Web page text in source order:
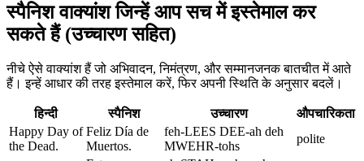
स्पैनिश वाक्यांश जिन्हें आप सच में इस्तेमाल कर
सकते हैं (उच्चारण सहित)
नीचे ऐसे वाक्यांश हैं जो अभिवादन, निमंत्रण, और सम्मानजनक बातचीत में आते
हैं। इन्हें आधार की तरह इस्तेमाल करें, फिर अपनी स्थिति के अनुसार बदलें।
हिन्दी स्पैनिश उच्चारण
औपचारिकता
Happy Day of
the Dead.
Feliz Día de
Muertos.
feh-LEES DEE-ah deh
MWEHR-tohs
polite